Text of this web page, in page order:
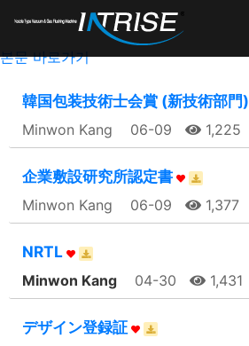
본문 바로가기
韓国包装技術士会賞 (新技術部門)
Minwon Kang 06-09 1,225
企業敷設研究所認定書
Minwon Kang 06-09 1,377
NRTL
Minwon Kang 04-30 1,431
デザイン登録証